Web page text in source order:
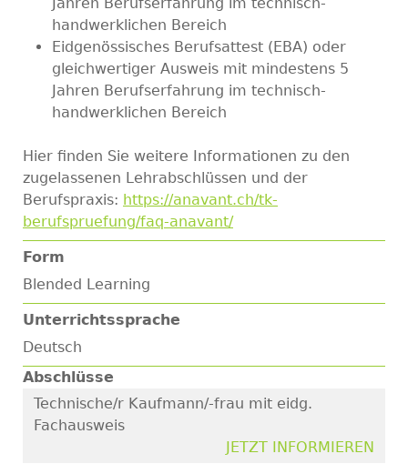
handwerklichen Bereich
Eidgenössisches Berufsattest (EBA) oder
gleichwertiger Ausweis mit mindestens 5
Jahren Berufserfahrung im technisch-
handwerklichen Bereich
Hier finden Sie weitere Informationen zu den
zugelassenen Lehrabschlüssen und der
Berufspraxis: https://anavant.ch/tk-
berufspruefung/faq-anavant/
Form
Blended Learning
Unterrichtssprache
Deutsch
Abschlüsse
Technische/r Kaufmann/-frau mit eidg.
Fachausweis
JETZT INFORMIEREN